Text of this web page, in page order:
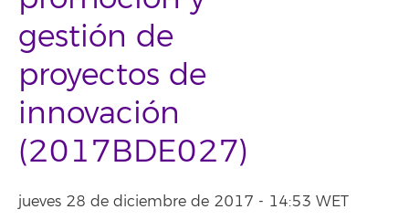
gestión de
proyectos de
innovación
(2017BDE027)
jueves 28 de diciembre de 2017 - 14:53 WET